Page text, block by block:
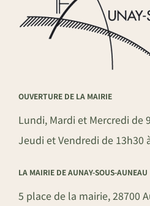
OUVERTURE DE LA MAIRIE
Lundi, Mardi et Mercredi de
Jeudi et Vendredi de 13h30
LA MAIRIE DE AUNAY-SOUS-AUNEAU
5 place de la mairie, 28700